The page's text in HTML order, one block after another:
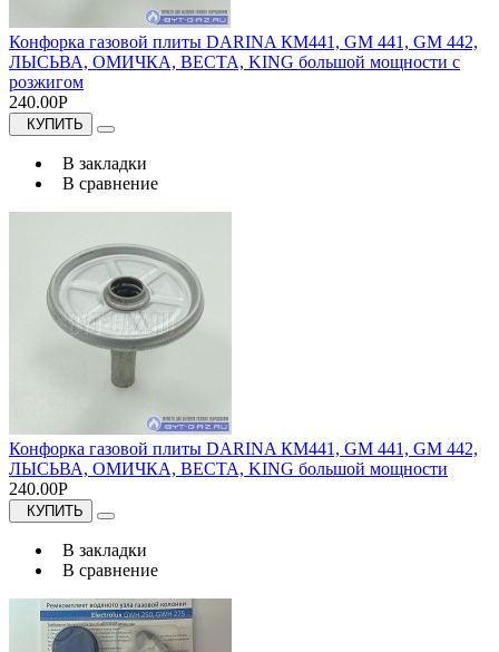
Конфорка газовой плиты DARINA КМ441, GM 441, GM 442,
ЛЫСЬВА, ОМИЧКА, ВЕСТА, KING большой мощности с
розжигом
240.00Р
КУПИТЬ
В закладки
В сравнение
Конфорка газовой плиты DARINA КМ441, GM 441, GM 442,
ЛЫСЬВА, ОМИЧКА, ВЕСТА, KING большой мощности
240.00Р
КУПИТЬ
В закладки
В сравнение